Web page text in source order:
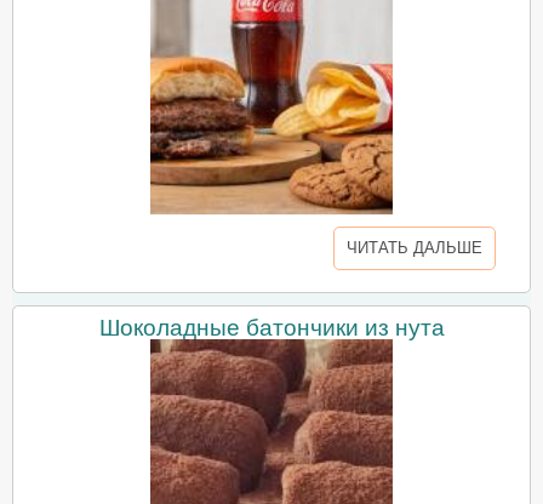
ЧИТАТЬ ДАЛЬШЕ
Шоколадные батончики из нута